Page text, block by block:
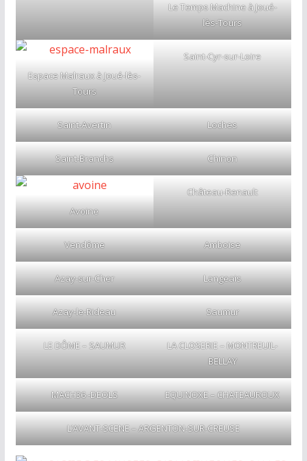
Le Temps Machine à Joué-
lès-Tours
Espace Malraux à Joué-lès-
Tours
Saint-Cyr-sur-Loire
Saint-Avertin Loches
Saint-Branchs Chinon
Avoine
Château-Renault
Vendôme Amboise
Azay-sur-Cher Langeais
Azay-le-Rideau Saumur
LE DÔME – SAUMUR
LA CLOSERIE – MONTREUIL-
BELLAY
MACH36 -DEOLS EQUINOXE – CHATEAUROUX
L’AVANT-SCENE – ARGENTON-SUR-CREUSE